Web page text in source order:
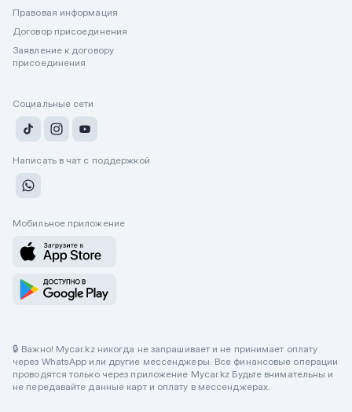
Правовая информация
Договор присоединения
Заявление к договору
присоединения
Социальные сети
Написать в чат с поддержкой
Мобильное приложение
🔒 Важно! Mycar.kz никогда не запрашивает и не принимает оплату
через WhatsApp или другие мессенджеры. Все финансовые операции
проводятся только через приложение Mycar.kz Будьте внимательны и
не передавайте данные карт и оплату в мессенджерах.